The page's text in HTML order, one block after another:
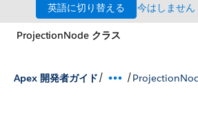
英語に切り替える
今はしません
ProjectionNode クラス
Apex 開発者ガイド/ /